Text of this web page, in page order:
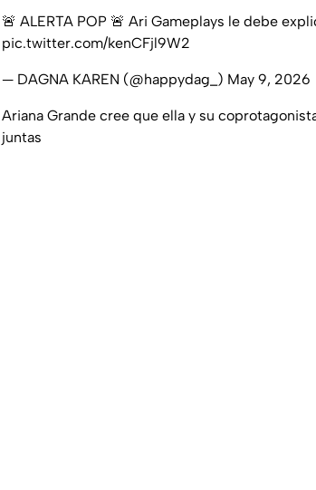
🚨 ALERTA POP 🚨 Ari Gameplays le debe
pic.twitter.com/kenCFjl9W2
— DAGNA KAREN (@happydag_) May 9, 2026
Ariana Grande cree que ella y su
juntas